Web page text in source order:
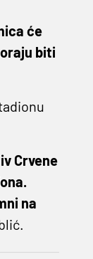
će
biti
Crvene
na